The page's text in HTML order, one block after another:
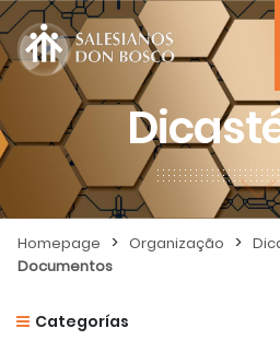
Homepage > Organização >
Documentos
Categorías